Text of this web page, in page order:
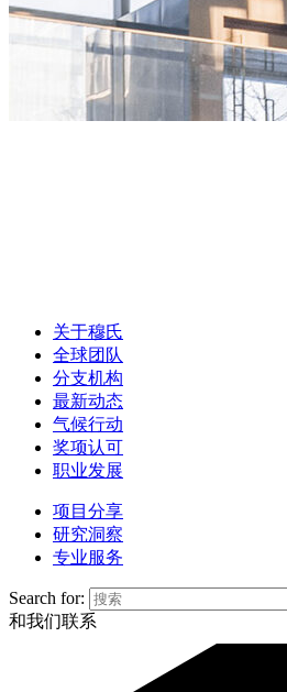
关于穆氏
全球团队
分支机构
最新动态
气候行动
奖项认可
职业发展
项目分享
研究洞察
专业服务
Search for:
和我们联系